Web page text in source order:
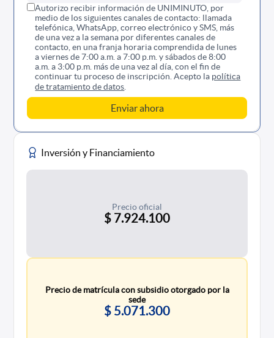
Autorizo recibir información de UNIMINUTO, por
medio de los siguientes canales de contacto: llamada
telefónica, WhatsApp, correo electrónico y SMS, más
de una vez a la semana por diferentes canales de
contacto, en una franja horaria comprendida de lunes
a viernes de 7:00 a.m. a 7:00 p.m. y sábados de 8:00
a.m. a 3:00 p.m. más de una vez al día, con el fin de
continuar tu proceso de inscripción. Acepto la política
de tratamiento de datos
Inversión y Financiamiento
Precio oficial
$ 7.924.100
Precio de matrícula con subsidio otorgado por la
sede
$ 5.071.300